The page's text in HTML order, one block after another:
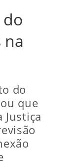
na
do
que
Justiça